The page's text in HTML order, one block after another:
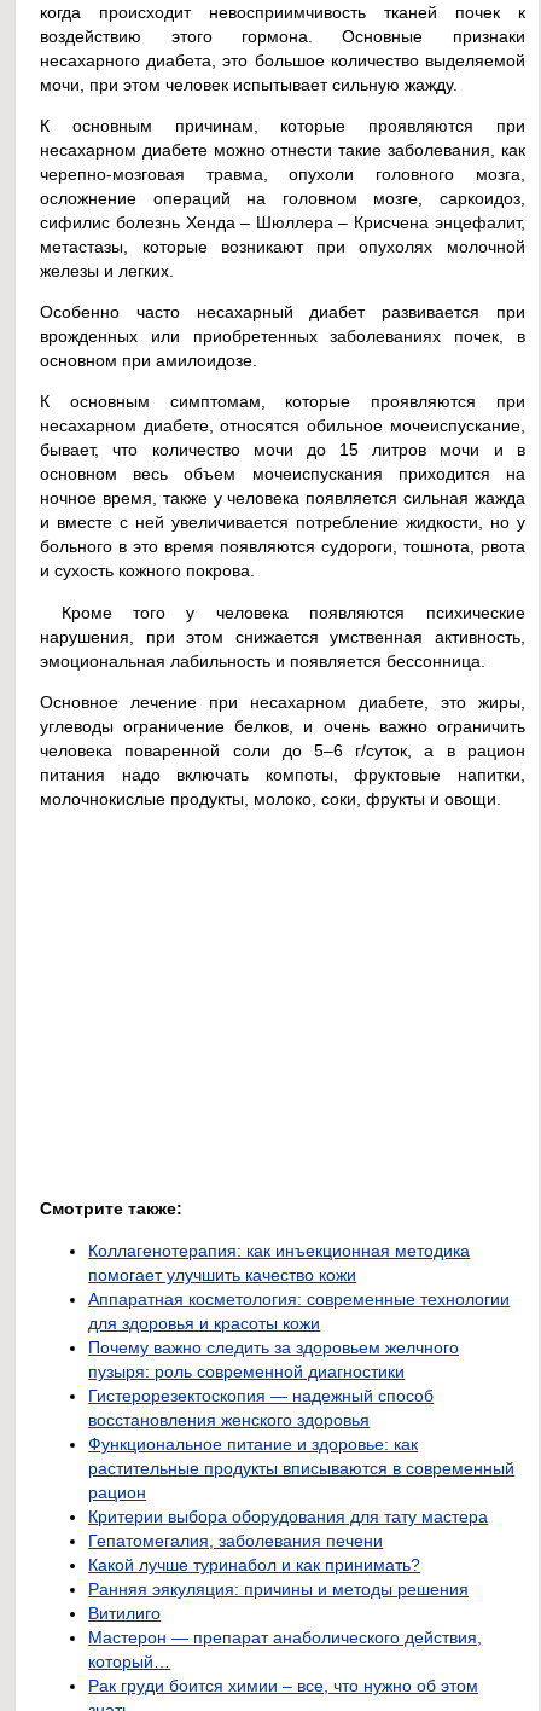
когда происходит невосприимчивость тканей почек к
воздействию этого гормона. Основные признаки
несахарного диабета, это большое количество выделяемой
мочи, при этом человек испытывает сильную жажду.
К основным причинам, которые проявляются при
несахарном диабете можно отнести такие заболевания, как
черепно-мозговая травма, опухоли головного мозга,
осложнение операций на головном мозге, саркоидоз,
сифилис болезнь Хенда – Шюллера – Крисчена энцефалит,
метастазы, которые возникают при опухолях молочной
железы и легких.
Особенно часто несахарный диабет развивается при
врожденных или приобретенных заболеваниях почек, в
основном при амилоидозе.
К основным симптомам, которые проявляются при
несахарном диабете, относятся обильное мочеиспускание,
бывает, что количество мочи до 15 литров мочи и в
основном весь объем мочеиспускания приходится на
ночное время, также у человека появляется сильная жажда
и вместе с ней увеличивается потребление жидкости, но у
больного в это время появляются судороги, тошнота, рвота
и сухость кожного покрова.
Кроме того у человека появляются психические
нарушения, при этом снижается умственная активность,
эмоциональная лабильность и появляется бессонница.
Основное лечение при несахарном диабете, это жиры,
углеводы ограничение белков, и очень важно ограничить
человека поваренной соли до 5–6 г/суток, а в рацион
питания надо включать компоты, фруктовые напитки,
молочнокислые продукты, молоко, соки, фрукты и овощи.
Смотрите также:
Коллагенотерапия: как инъекционная методика
помогает улучшить качество кожи
Аппаратная косметология: современные технологии
для здоровья и красоты кожи
Почему важно следить за здоровьем желчного
пузыря: роль современной диагностики
Гистерорезектоскопия — надежный способ
восстановления женского здоровья
Функциональное питание и здоровье: как
растительные продукты вписываются в современный
рацион
Критерии выбора оборудования для тату мастера
Гепатомегалия, заболевания печени
Какой лучше туринабол и как принимать?
Ранняя эякуляция: причины и методы решения
Витилиго
Мастерон — препарат анаболического действия,
который…
Рак груди боится химии – все, что нужно об этом